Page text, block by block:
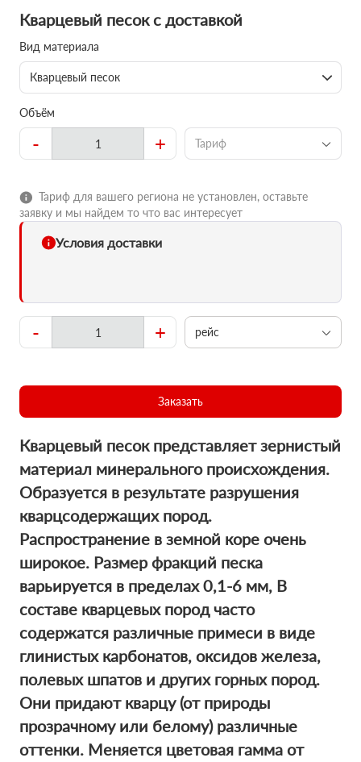
Кварцевый песок с доставкой
Вид материала
Кварцевый песок
Объём
- + Тариф
Тариф для вашего региона не установлен, оставьте
заявку и мы найдем то что вас интересует
Условия доставки
- + рейс
Заказать
Кварцевый песок представляет зернистый
материал минерального происхождения.
Образуется в результате разрушения
кварцсодержащих пород.
Распространение в земной коре очень
широкое. Размер фракций песка
варьируется в пределах 0,1-6 мм, В
составе кварцевых пород часто
содержатся различные примеси в виде
глинистых карбонатов, оксидов железа,
полевых шпатов и других горных пород.
Они придают кварцу (от природы
прозрачному или белому) различные
оттенки. Меняется цветовая гамма от